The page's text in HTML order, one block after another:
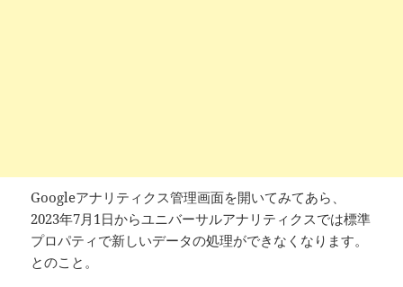
Googleアナリティクス管理画面を開いてみてあら、
2023年7月1日からユニバーサルアナリティクスでは標準
プロパティで新しいデータの処理ができなくなります。
とのこと。